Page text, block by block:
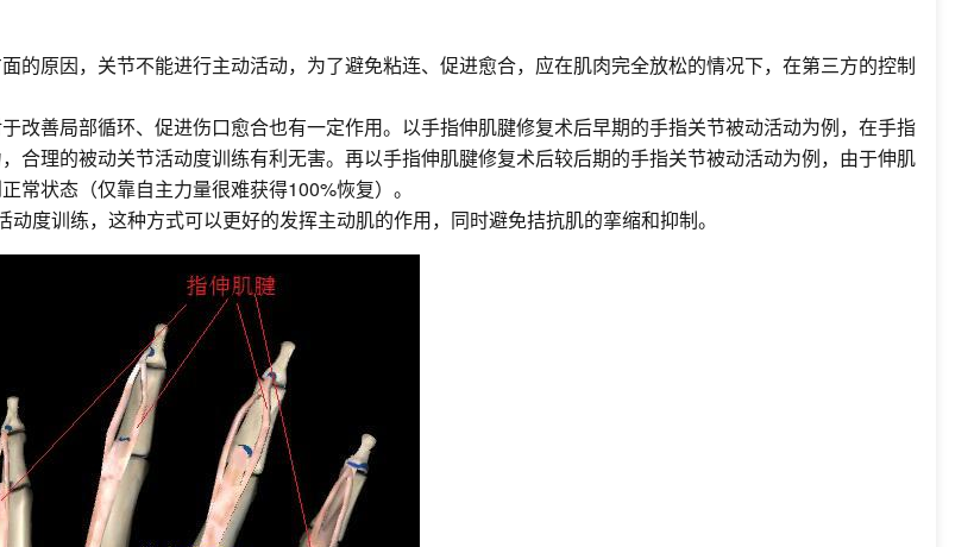
的原因，关节不能进行主动活动，为了避免粘连、促进愈合，应在肌肉完全放松的情况下，在第三方的控制
改善局部循环、促进伤口愈合也有一定作用。以手指伸肌腱修复术后早期的手指关节被动活动为例，在手指
合理的被动关节活动度训练有利无害。再以手指伸肌腱修复术后较后期的手指关节被动活动为例，由于伸肌
常状态（仅靠自主力量很难获得100%恢复）。
度训练，这种方式可以更好的发挥主动肌的作用，同时避免拮抗肌的挛缩和抑制。